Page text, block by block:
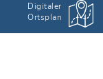
Digitaler
Ortsplan